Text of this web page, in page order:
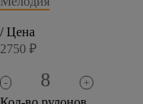
/ Цена
2750 ₽
- +